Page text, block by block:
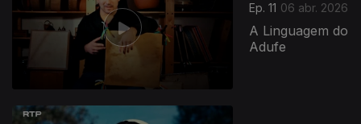
Ep. 11 06 abr. 2026
A Linguagem do
Adufe